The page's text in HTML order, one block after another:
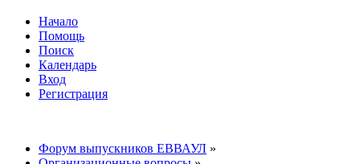
Начало
Помощь
Поиск
Календарь
Вход
Регистрация
Форум выпускников ЕВВАУЛ »